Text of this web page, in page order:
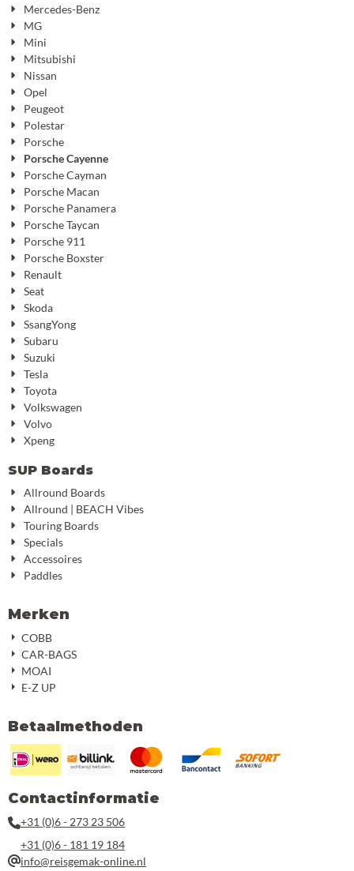
Mercedes-Benz
MG
Mini
Mitsubishi
Nissan
Opel
Peugeot
Polestar
Porsche
Porsche Cayenne
Porsche Cayman
Porsche Macan
Porsche Panamera
Porsche Taycan
Porsche 911
Porsche Boxster
Renault
Seat
Skoda
SsangYong
Subaru
Suzuki
Tesla
Toyota
Volkswagen
Volvo
Xpeng
SUP Boards
Allround Boards
Allround | BEACH Vibes
Touring Boards
Specials
Accessoires
Paddles
Merken
COBB
CAR-BAGS
MOAI
E-Z UP
Betaalmethoden
Contactinformatie
+31 (0)6 - 273 23 506
+31 (0)6 - 181 19 184
info@reisgemak-online.nl